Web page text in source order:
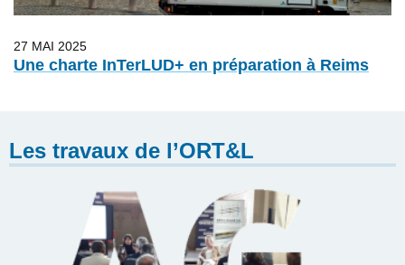
27 MAI 2025
Une charte InTerLUD+ en préparation à Reims
Les travaux de l’ORT&L